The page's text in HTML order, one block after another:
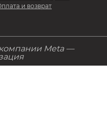
и возврат
Meta —